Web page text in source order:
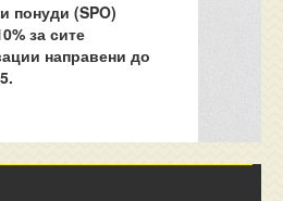
понуди (SPO)
за сите
направени до